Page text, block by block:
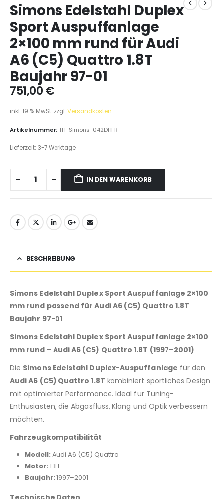
Simons Edelstahl Duplex
Sport Auspuffanlage
2×100 mm rund für Audi
A6 (C5) Quattro 1.8T
Baujahr 97-01
751,00€
inkl. 19 % MwSt. zzgl.Versandkosten
Artikelnummer:TH-Simons-042DHFR
Lieferzeit: 3-7 Werktage
IN DEN WARENKORB
BESCHREIBUNG
Simons Edelstahl Duplex Sport Auspuffanlage 2×100
mm rund passend für Audi A6 (C5) Quattro 1.8T
Baujahr 97-01
Simons Edelstahl Duplex Sport Auspuffanlage 2×100
mm rund – Audi A6 (C5) Quattro 1.8T (1997–2001)
Die Simons Edelstahl Duplex-Auspuffanlage für den
Audi A6 (C5) Quattro 1.8T kombiniert sportliches Design
mit optimierter Performance. Ideal für Tuning-
Enthusiasten, die Abgasfluss, Klang und Optik verbessern
möchten.
Fahrzeugkompatibilität
Modell: Audi A6 (C5) Quattro
Motor: 1.8T
Baujahr: 1997–2001
Technische Daten